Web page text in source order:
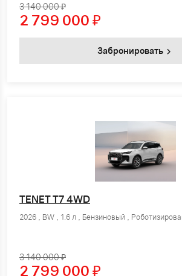
3 140 000 ₽
2 799 000 ₽
Забронировать
TENET T7 4WD
2026 , BW , 1.6 л , Бензиновый ,
3 140 000 ₽
2 799 000 ₽